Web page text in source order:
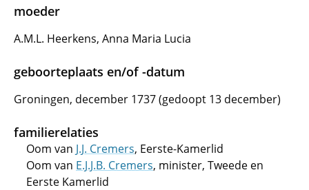
moeder
A.M.L. Heerkens, Anna Maria Lucia
geboorteplaats en/of -datum
Groningen, december 1737 (gedoopt 13 december)
familierelaties
Oom van J.J. Cremers, Eerste-Kamerlid
Oom van E.J.J.B. Cremers, minister, Tweede en
Eerste Kamerlid